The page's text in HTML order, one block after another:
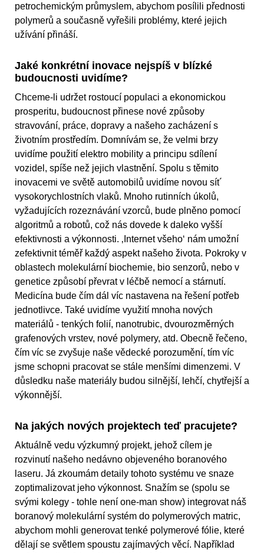
petrochemickým průmyslem, abychom posílili přednosti
polymerů a současně vyřešili problémy, které jejich
užívání přináší.
Jaké konkrétní inovace nejspíš v blízké
budoucnosti uvidíme?
Chceme-li udržet rostoucí populaci a ekonomickou
prosperitu, budoucnost přinese nové způsoby
stravování, práce, dopravy a našeho zacházení s
životním prostředím. Domnívám se, že velmi brzy
uvidíme použití elektro mobility a principu sdílení
vozidel, spíše než jejich vlastnění. Spolu s těmito
inovacemi ve světě automobilů uvidíme novou sít´
vysokorychlostních vlaků. Mnoho rutinních úkolů,
vyžadujících rozeznávání vzorců, bude plněno pomocí
algoritmů a robotů, což nás dovede k daleko vyšší
efektivnosti a výkonnosti. ‚Internet všeho‘ nám umožní
zefektivnit téměř každý aspekt našeho života. Pokroky v
oblastech molekulární biochemie, bio senzorů, nebo v
genetice způsobí převrat v léčbě nemocí a stárnutí.
Medicína bude čím dál víc nastavena na řešení potřeb
jednotlivce. Také uvidíme využití mnoha nových
materiálů - tenkých folií, nanotrubic, dvourozměrných
grafenových vrstev, nové polymery, atd. Obecně řečeno,
čím víc se zvyšuje naše vědecké porozumění, tím víc
jsme schopni pracovat se stále menšími dimenzemi. V
důsledku naše materiály budou silnější, lehčí, chytřejší a
výkonnější.
Na jakých nových projektech teď pracujete?
Aktuálně vedu výzkumný projekt, jehož cílem je
rozvinutí našeho nedávno objeveného boranového
laseru. Já zkoumám detaily tohoto systému ve snaze
zoptimalizovat jeho výkonnost. Snažím se (spolu se
svými kolegy - tohle není one-man show) integrovat náš
boranový molekulární systém do polymerových matric,
abychom mohli generovat tenké polymerové fólie, které
dělají se světlem spoustu zajímavých věcí. Například